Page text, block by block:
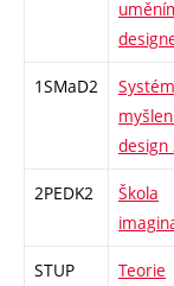
1SMaD2
design
2PEDK2
Škola
STUP
Teorie